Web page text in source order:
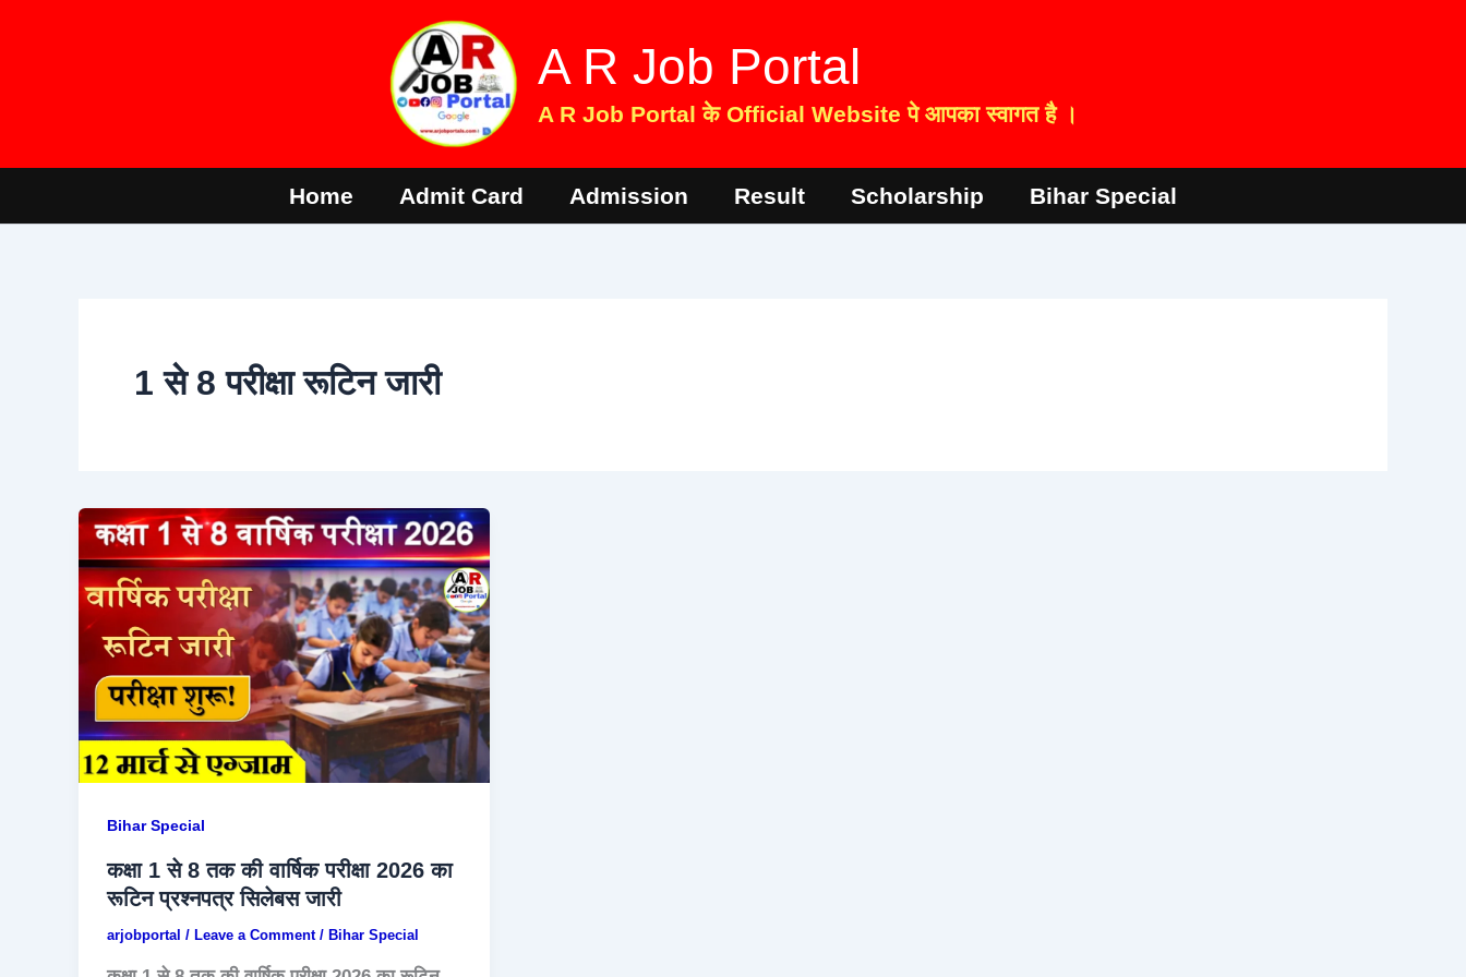
A R Job Portal
A R Job Portal के Official Website पे आपका स्वागत है ।
Home Admit Card Admission Result Scholarship Bihar Special
1 से 8 परीक्षा रूटिन जारी
Bihar Special
कक्षा 1 से 8 तक की वार्षिक परीक्षा 2026 का
रूटिन प्रश्नपत्र सिलेबस जारी
arjobportal / Leave a Comment / Bihar Special